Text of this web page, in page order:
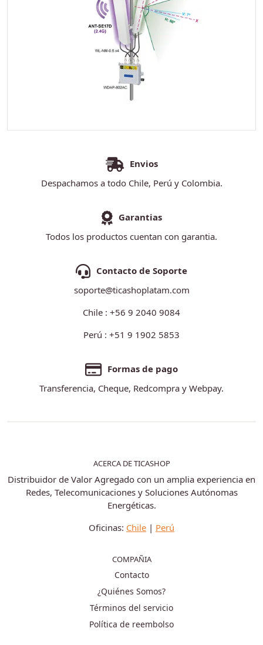
Envios
Despachamos a todo Chile, Perú y Colombia.
Garantias
Todos los productos cuentan con garantia.
Contacto de Soporte
soporte@ticashoplatam.com
Chile : +56 9 2040 9084
Perú : +51 9 1902 5853
Formas de pago
Transferencia, Cheque, Redcompra y Webpay.
ACERCA DE TICASHOP
Distribuidor de Valor Agregado con un amplia experiencia en
Redes, Telecomunicaciones y Soluciones Autónomas
Energéticas.
Oficinas: Chile | Perú
COMPAÑIA
Contacto
¿Quiénes Somos?
Términos del servicio
Política de reembolso